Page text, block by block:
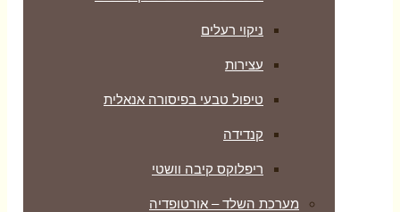
ניקוי רעלים
עצירות
טיפול טבעי בפיסורה אנאלית
קנדידה
ריפלוקס קיבה וושטי
מערכת השלד – אורטופדיה